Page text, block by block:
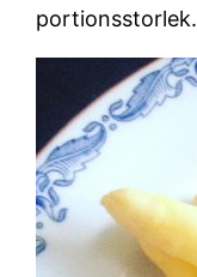
portionsstorlek.